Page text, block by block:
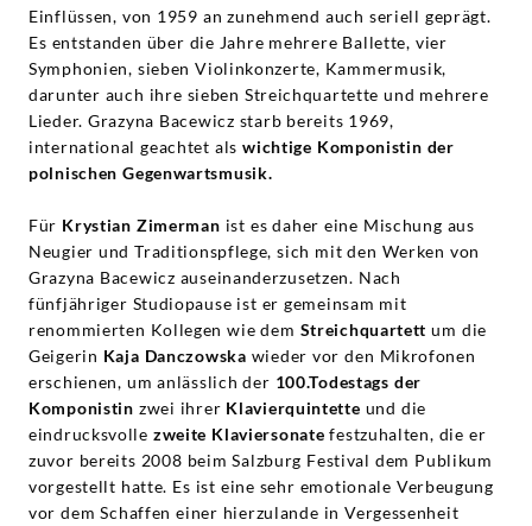
Einflüssen, von 1959 an zunehmend auch seriell geprägt.
Es entstanden über die Jahre mehrere Ballette, vier
Symphonien, sieben Violinkonzerte, Kammermusik,
darunter auch ihre sieben Streichquartette und mehrere
Lieder. Grazyna Bacewicz starb bereits 1969,
international geachtet alswichtige Komponistin der
polnischen Gegenwartsmusik.
Für Krystian Zimerman ist es daher eine Mischung aus
Neugier und Traditionspflege, sich mit den Werken von
Grazyna Bacewicz auseinanderzusetzen. Nach
fünfjähriger Studiopause ist er gemeinsam mit
renommierten Kollegen wie dem Streichquartettum die
Geigerin Kaja Danczowska wieder vor den Mikrofonen
erschienen, um anlässlich der 100.Todestags der
Komponistin zwei ihrer Klavierquintette und die
eindrucksvolle zweite Klaviersonate festzuhalten, die er
zuvor bereits 2008 beim Salzburg Festival dem Publikum
vorgestellt hatte. Es ist eine sehr emotionale Verbeugung
vor dem Schaffen einer hierzulande in Vergessenheit